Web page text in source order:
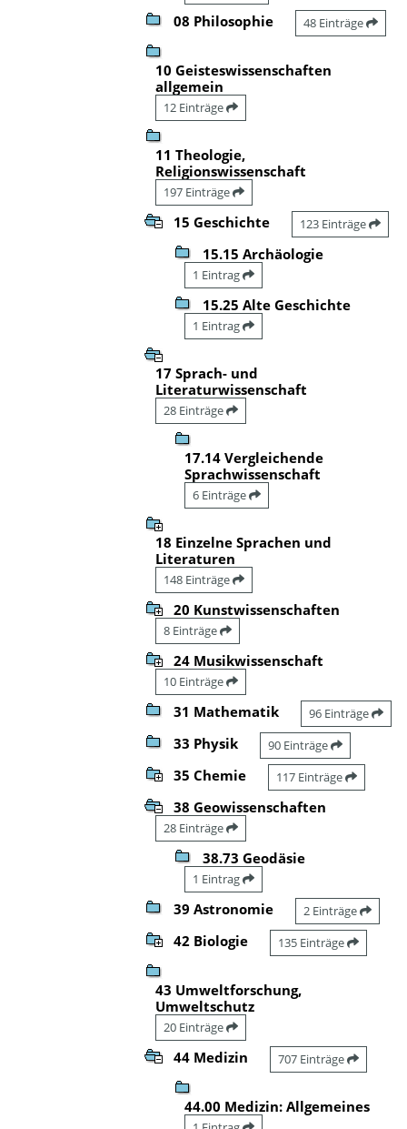
08 Philosophie 48 Einträge
10 Geisteswissenschaften
allgemein
12 Einträge
11 Theologie,
Religionswissenschaft
197 Einträge
15 Geschichte 123 Einträge
15.15 Archäologie
1 Eintrag
15.25 Alte Geschichte
1 Eintrag
17 Sprach- und
Literaturwissenschaft
28 Einträge
17.14 Vergleichende
Sprachwissenschaft
6 Einträge
18 Einzelne Sprachen und
Literaturen
148 Einträge
20 Kunstwissenschaften
8 Einträge
24 Musikwissenschaft
10 Einträge
31 Mathematik 96 Einträge
33 Physik 90 Einträge
35 Chemie 117 Einträge
38 Geowissenschaften
28 Einträge
38.73 Geodäsie
1 Eintrag
39 Astronomie 2 Einträge
42 Biologie 135 Einträge
43 Umweltforschung,
Umweltschutz
20 Einträge
44 Medizin 707 Einträge
44.00 Medizin: Allgemeines